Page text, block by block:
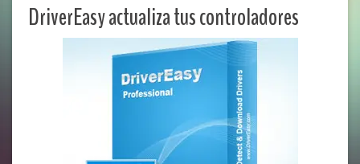
DriverEasy actualiza tus controladores